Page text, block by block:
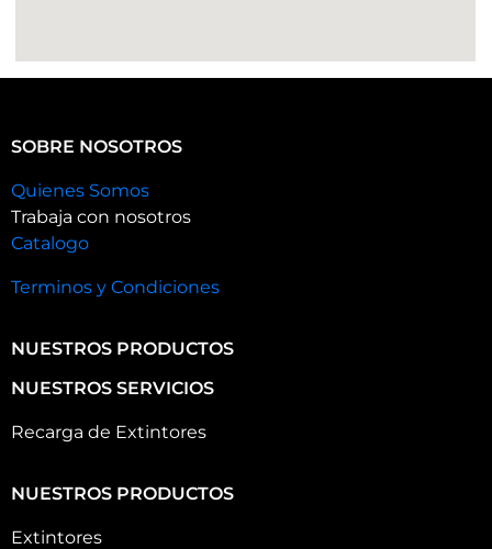
SOBRE NOSOTROS
Quienes Somos
Trabaja con nosotros
Catalogo
Terminos y Condiciones
NUESTROS PRODUCTOS
NUESTROS SERVICIOS
Recarga de Extintores
NUESTROS PRODUCTOS
Extintores